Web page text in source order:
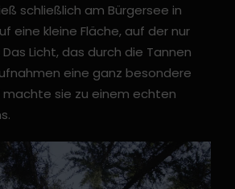
schließlich am Bürgersee in
eine kleine Fläche, auf der nur
Licht, das durch die Tannen
eine ganz besondere
sie zu einem echten